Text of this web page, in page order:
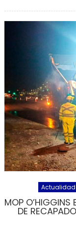
Actualidad
MOP
DE